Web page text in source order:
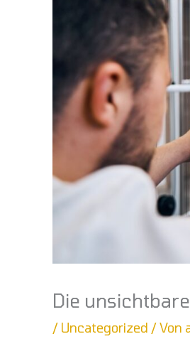
Die
/ Uncategorized / Von